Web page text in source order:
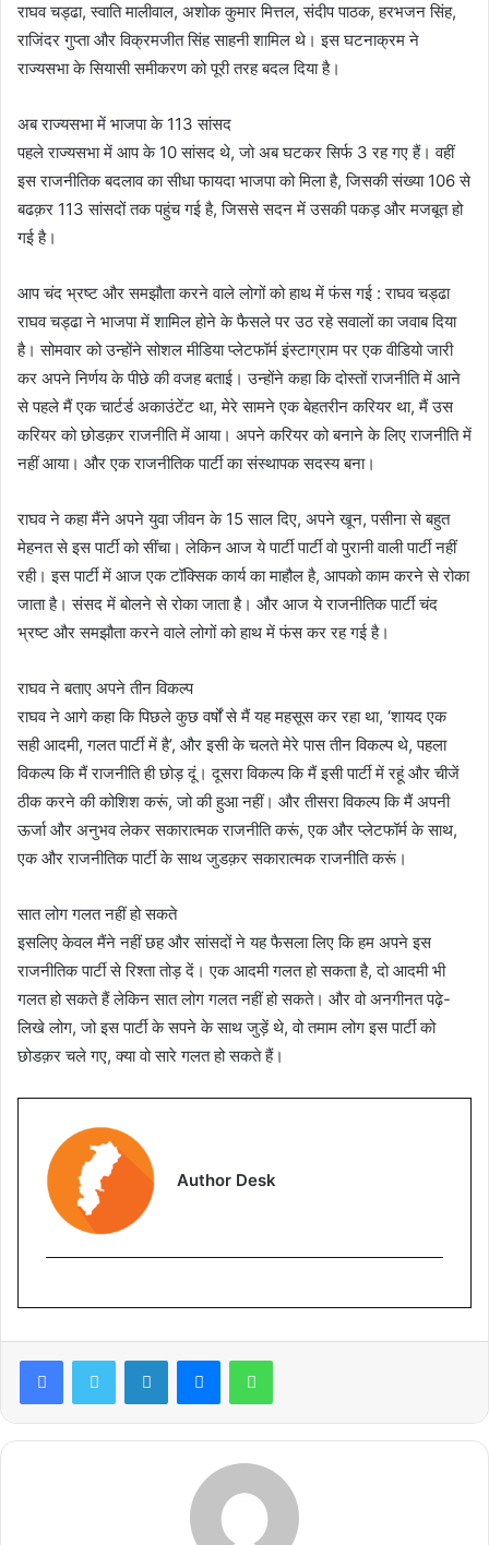
राघव चड्ढा, स्वाति मालीवाल, अशोक कुमार मित्तल, संदीप पाठक, हरभजन सिंह,
राजिंदर गुप्ता और विक्रमजीत सिंह साहनी शामिल थे। इस घटनाक्रम ने
राज्यसभा के सियासी समीकरण को पूरी तरह बदल दिया है।
अब राज्यसभा में भाजपा के 113 सांसद
पहले राज्यसभा में आप के 10 सांसद थे, जो अब घटकर सिर्फ 3 रह गए हैं। वहीं
इस राजनीतिक बदलाव का सीधा फायदा भाजपा को मिला है, जिसकी संख्या 106 से
बढक़र 113 सांसदों तक पहुंच गई है, जिससे सदन में उसकी पकड़ और मजबूत हो
गई है।
आप चंद भ्रष्ट और समझौता करने वाले लोगों को हाथ में फंस गई : राघव चड्ढा
राघव चड्ढा ने भाजपा में शामिल होने के फैसले पर उठ रहे सवालों का जवाब दिया
है। सोमवार को उन्होंने सोशल मीडिया प्लेटफॉर्म इंस्टाग्राम पर एक वीडियो जारी
कर अपने निर्णय के पीछे की वजह बताई। उन्होंने कहा कि दोस्तों राजनीति में आने
से पहले मैं एक चार्टर्ड अकाउंटेंट था, मेरे सामने एक बेहतरीन करियर था, मैं उस
करियर को छोडक़र राजनीति में आया। अपने करियर को बनाने के लिए राजनीति में
नहीं आया। और एक राजनीतिक पार्टी का संस्थापक सदस्य बना।
राघव ने कहा मैंने अपने युवा जीवन के 15 साल दिए, अपने खून, पसीना से बहुत
मेहनत से इस पार्टी को सींचा। लेकिन आज ये पार्टी पार्टी वो पुरानी वाली पार्टी नहीं
रही। इस पार्टी में आज एक टॉक्सिक कार्य का माहौल है, आपको काम करने से रोका
जाता है। संसद में बोलने से रोका जाता है। और आज ये राजनीतिक पार्टी चंद
भ्रष्ट और समझौता करने वाले लोगों को हाथ में फंस कर रह गई है।
राघव ने बताए अपने तीन विकल्प
राघव ने आगे कहा कि पिछले कुछ वर्षों से मैं यह महसूस कर रहा था, ‘शायद एक
सही आदमी, गलत पार्टी में है’, और इसी के चलते मेरे पास तीन विकल्प थे, पहला
विकल्प कि मैं राजनीति ही छोड़ दूं। दूसरा विकल्प कि मैं इसी पार्टी में रहूं और चीजें
ठीक करने की कोशिश करूं, जो की हुआ नहीं। और तीसरा विकल्प कि मैं अपनी
ऊर्जा और अनुभव लेकर सकारात्मक राजनीति करूं, एक और प्लेटफॉर्म के साथ,
एक और राजनीतिक पार्टी के साथ जुडक़र सकारात्मक राजनीति करूं।
सात लोग गलत नहीं हो सकते
इसलिए केवल मैंने नहीं छह और सांसदों ने यह फैसला लिए कि हम अपने इस
राजनीतिक पार्टी से रिश्ता तोड़ दें। एक आदमी गलत हो सकता है, दो आदमी भी
गलत हो सकते हैं लेकिन सात लोग गलत नहीं हो सकते। और वो अनगीनत पढ़े-
लिखे लोग, जो इस पार्टी के सपने के साथ जुड़ें थे, वो तमाम लोग इस पार्टी को
छोडक़र चले गए, क्या वो सारे गलत हो सकते हैं।
Author Desk